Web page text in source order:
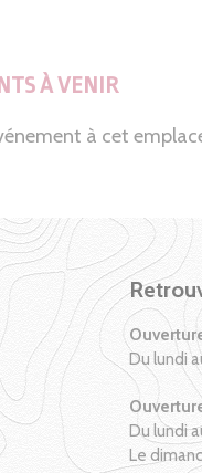
À VENIR
à cet
Du lundi
Du lundi
Le